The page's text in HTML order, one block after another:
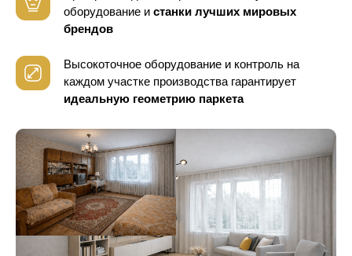
оборудование и станки лучших мировых
брендов
Высокоточное оборудование и контроль на
каждом участке производства гарантирует
идеальную геометрию паркета